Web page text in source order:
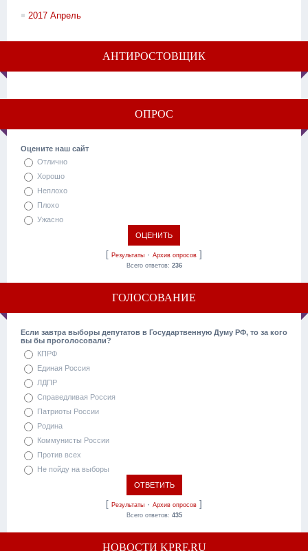
2017 Апрель
АНТИРОСТОВЩИК
ОПРОС
Оцените наш сайт
Отлично
Хорошо
Неплохо
Плохо
Ужасно
[ Результаты · Архив опросов ]
Всего ответов: 236
ГОЛОСОВАНИЕ
Если завтра выборы депутатов в Государтвенную Думу РФ, то за кого
вы бы проголосовали?
КПРФ
Единая Россия
ЛДПР
Справедливая Россия
Патриоты России
Родина
Коммунисты России
Против всех
Не пойду на выборы
[ Результаты · Архив опросов ]
Всего ответов: 435
НОВОСТИ KPRF.RU